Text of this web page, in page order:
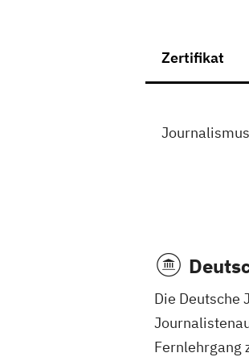
Zertifikat
Journalismus
Die Deutsche
Fernlehrgang